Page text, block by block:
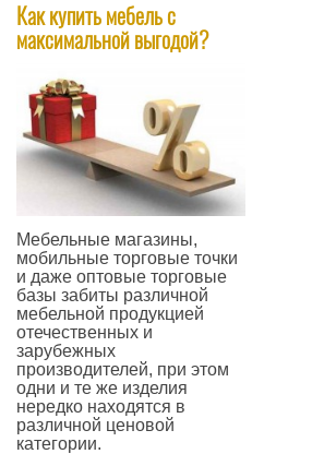
Как купить мебель с
максимальной выгодой?
​Мебельные магазины,
мобильные торговые точки
и даже оптовые торговые
базы забиты различной
мебельной продукцией
отечественных и
зарубежных
производителей, при этом
одни и те же изделия
нередко находятся в
различной ценовой
категории.